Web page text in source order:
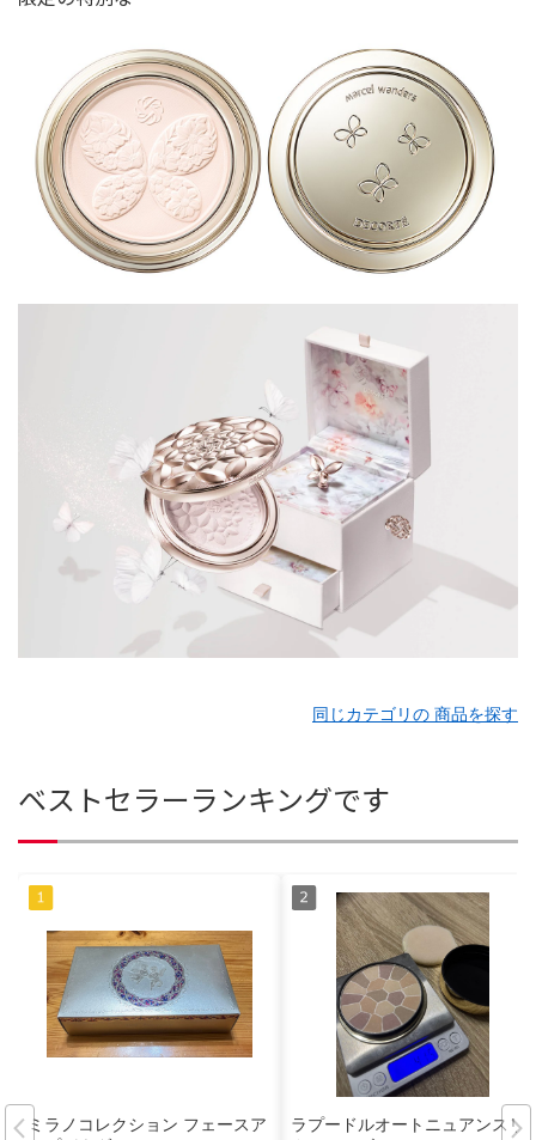
同じカテゴリの 商品を探す
ベストセラーランキングです
ミラノコレクション フェースア
ラプードルオートニュアンスリ